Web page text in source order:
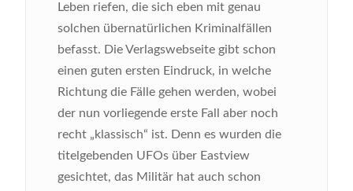
Leben riefen, die sich eben mit genau
solchen übernatürlichen Kriminalfällen
befasst. Die Verlagswebseite gibt schon
einen guten ersten Eindruck, in welche
Richtung die Fälle gehen werden, wobei
der nun vorliegende erste Fall aber noch
recht „klassisch“ ist. Denn es wurden die
titelgebenden UFOs über Eastview
gesichtet, das Militär hat auch schon